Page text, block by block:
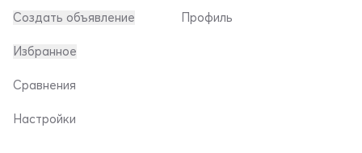
Создать объявление Профиль
Избранное
Сравнения
Настройки